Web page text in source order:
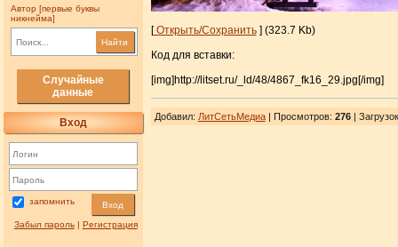
Автор [первые буквы
никнейма]
Найти
Случайные
данные
Вход
запомнить Вход
Забыл пароль| Регистрация
[Открыть/Сохранить] (323.7 Kb)
Код для вставки:
[img]http://litset.ru/_ld/48/4867_fk16_29.jpg[/img]
Добавил: ЛитСетьМедиа| Просмотров: 276| Загрузок